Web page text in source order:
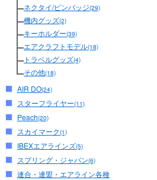
ネクタイ/ピンバッジ(29)
機内グッズ(2)
キーホルダー(39)
エアクラフトモデル(18)
トラベルグッズ(4)
その他(18)
AIR DO(24)
スターフライヤー(11)
Peach(20)
スカイマーク(1)
IBEXエアラインズ(5)
スプリング・ジャパン(6)
連合・連盟・エアライン各種